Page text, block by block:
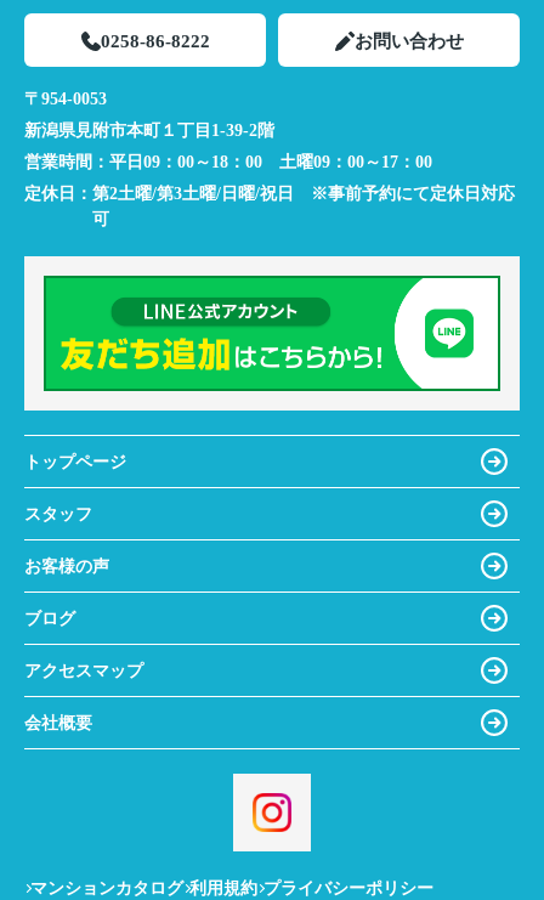
0258-86-8222 お問い合わせ
〒954-0053
新潟県見附市本町１丁目1-39-2階
営業時間： 平日09：00～18：00 土曜09：00～17：00
定休日： 第2土曜/第3土曜/日曜/祝日 ※事前予約にて定休日対応
可
トップページ
スタッフ
お客様の声
ブログ
アクセスマップ
会社概要
マンションカタログ 利用規約 プライバシーポリシー